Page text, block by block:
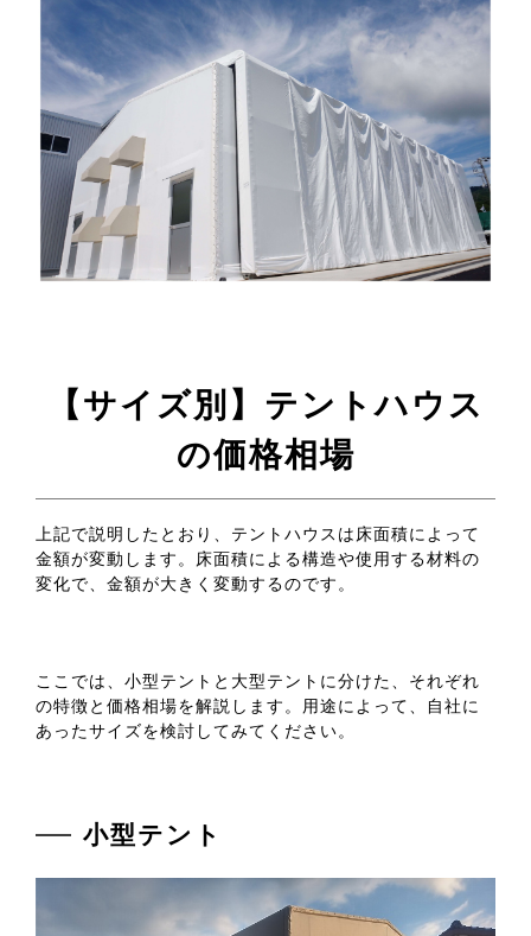
【サイズ別】テントハウス
の価格相場
上記で説明したとおり、テントハウスは床面積によって
金額が変動します。床面積による構造や使用する材料の
変化で、金額が大きく変動するのです。
ここでは、小型テントと大型テントに分けた、それぞれ
の特徴と価格相場を解説します。用途によって、自社に
あったサイズを検討してみてください。
小型テント